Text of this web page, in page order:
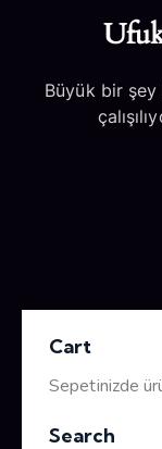
Büyük bir şey
Cart
Sepetinizde
Search